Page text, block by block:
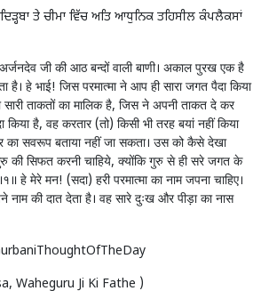
ਤੇ ਚੀਮਾ ਵਿੱਚ ਅਤਿ ਆਧੁਨਿਕ ਤਹਿਸੀਲ ਕੰਪਲੈਕਸਾਂ
जी की आठ बन्दों वाली बाणी। अकाल पुरख एक है
है। हे भाई! जिस परमात्मा ने आप ही सारा जगत पैदा किया
ताकतों का मालिक है, जिस ने अपनी ताकत दे कर
है, वह करतार (तो) किसी भी तरह बयां नहीं किया
का सवरूप बताया नहीं जा सकता। उस को कैसे देखा
की सिफत करनी चाहिये, क्योंकि गुरु से ही सरे जगत के
हे मेरे मन! (सदा) हरी परमात्मा का नाम जपना चाहिए।
की दात देता है। वह सारे दुःख और पीड़ा का नास
Waheguru Ji Ki Fathe )